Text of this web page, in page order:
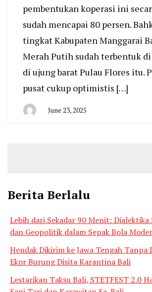
pembentukan koperasi ini
sudah mencapai 80 persen.
tingkat Kabupaten Manggarai
Merah Putih sudah terbentuk
di ujung barat Pulau Flores itu.
pusat cukup optimistis […]
June 23, 2025
Berita Berlalu
Lebih dari Sekadar 90 Menit: Dialektika
dan Geopolitik dalam Sepak Bola
Hendak Dikirim ke Jawa Tengah Tanpa
Ekor Burung Disita Karantina Bali
Lestarikan Taksu Bali, STETFEST 2.0